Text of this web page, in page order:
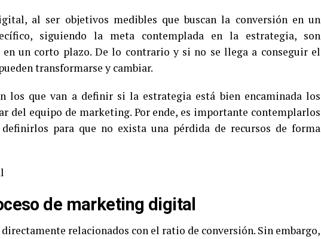
al ser objetivos medibles que buscan la conversión en un
siguiendo la meta contemplada en la estrategia, son
en un corto plazo. De lo contrario y si no se llega a conseguir el
transformarse y cambiar.
los que van a definir si la estrategia está bien encaminada los
del equipo de marketing. Por ende, es importante contemplarlos
para que no exista una pérdida de recursos de forma
de marketing digital
relacionados con el ratio de conversión. Sin embargo,